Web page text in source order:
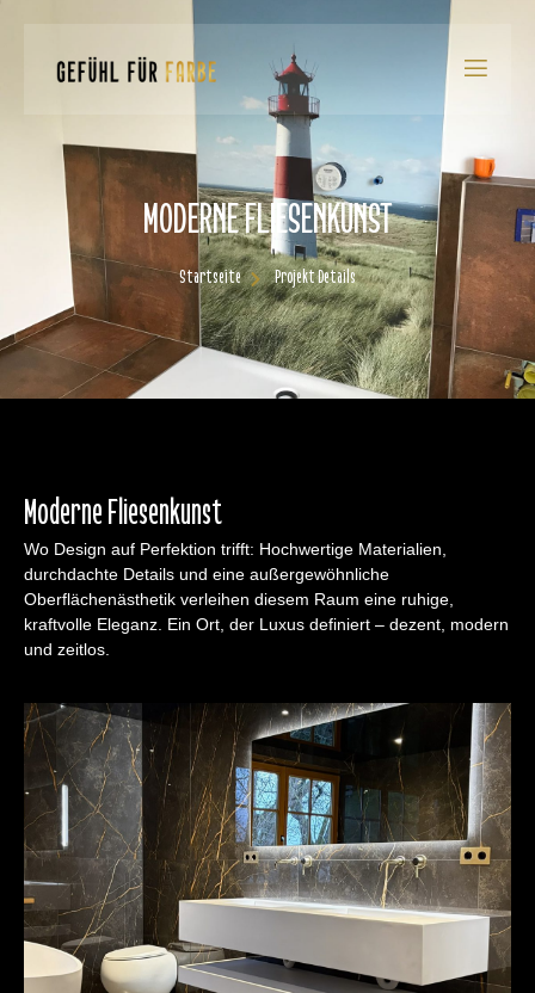
MODERNE FLIESENKUNST
Startseite Projekt Details
Moderne Fliesenkunst
Wo Design auf Perfektion trifft: Hochwertige Materialien,
durchdachte Details und eine außergewöhnliche
Oberflächenästhetik verleihen diesem Raum eine ruhige,
kraftvolle Eleganz. Ein Ort, der Luxus definiert – dezent, modern
und zeitlos.